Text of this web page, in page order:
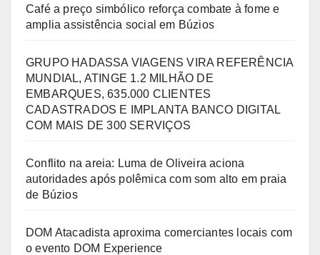
Café a preço simbólico reforça combate à fome e
amplia assistência social em Búzios
GRUPO HADASSA VIAGENS VIRA REFERÊNCIA
MUNDIAL, ATINGE 1.2 MILHÃO DE
EMBARQUES, 635.000 CLIENTES
CADASTRADOS E IMPLANTA BANCO DIGITAL
COM MAIS DE 300 SERVIÇOS
Conflito na areia: Luma de Oliveira aciona
autoridades após polêmica com som alto em praia
de Búzios
DOM Atacadista aproxima comerciantes locais com
o evento DOM Experience